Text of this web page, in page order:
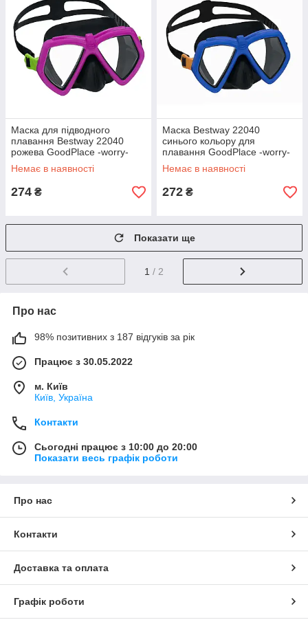
Маска для підводного
плавання Bestway 22040
рожева GoodPlace -worry-
free-shopping-
Немає в наявності
274 ₴
Маска Bestway 22040
синього кольору для
плавання GoodPlace -worry-
free-shopping-
Немає в наявності
272 ₴
Показати ще
1 / 2
Про нас
98% позитивних з 187 відгуків за рік
Працює з 30.05.2022
м. Київ
Київ, Україна
Контакти
Сьогодні працює з 10:00 до 20:00
Показати весь графік роботи
Про нас
Контакти
Доставка та оплата
Графік роботи